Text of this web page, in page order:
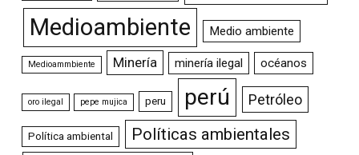
Medioambiente Medio ambiente
Medioammbiente Minería minería ilegal océanos
oro ilegal pepe mujica peru perú Petróleo
Política ambiental Políticas ambientales